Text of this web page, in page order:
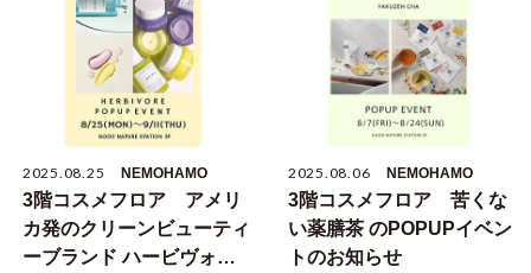
2025.08.25 NEMOHAMO
3階コスメフロア アメリ
カ発のクリーンビューティ
ーブランド ハービヴォア
2025.08.06 NEMOHAMO
3階コスメフロア 苦くな
い薬膳茶 のPOPUPイベン
トのお知らせ